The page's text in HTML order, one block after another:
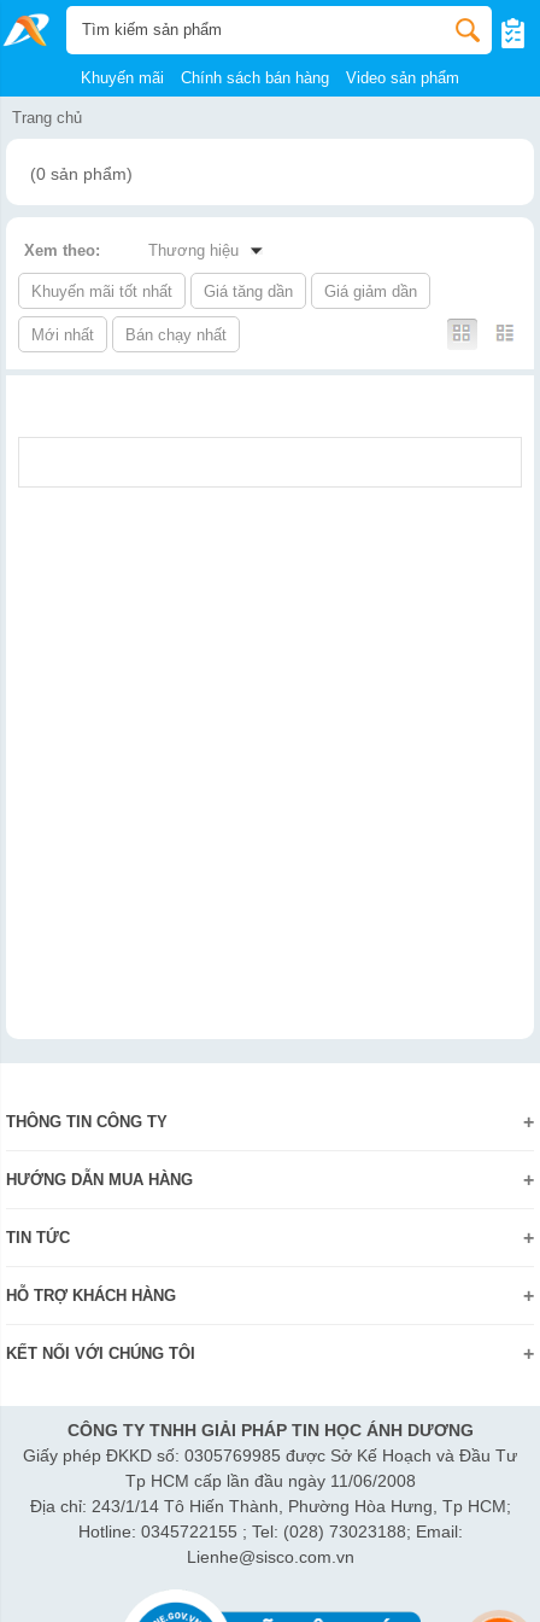
Khuyến mãi Chính sách bán hàng Video sản phẩm
Trang chủ
(0 sản phẩm)
Xem theo: Thương hiệu
Khuyến mãi tốt nhất Giá tăng dần Giá giảm dần
Mới nhất Bán chạy nhất
THÔNG TIN CÔNG TY
Chính sách bảo mật thông tin
HƯỚNG DẪN MUA HÀNG
Thanh toán và giao hàng
Hướng dẫn đăng ký tài khoản
Kiểm tra tình trạng đơn hàng
TIN TỨC
Review sản phẩm
HỖ TRỢ KHÁCH HÀNG
Hợp tác: LienHe@sisco.com.vn
Thời gian làm việc từ Thứ 2- Thứ 7:
Sáng 8h15-12h; Chiều 1h15-5h30
Thứ 7 làm đến 3h30 chiều.
KẾT NỐI VỚI CHÚNG TÔI
CÔNG TY TNHH GIẢI PHÁP TIN HỌC ÁNH DƯƠNG
Giấy phép ĐKKD số: 0305769985 được Sở Kế Hoạch và Đầu Tư
Tp HCM cấp lần đầu ngày 11/06/2008
Địa chỉ: 243/1/14 Tô Hiến Thành, Phường Hòa Hưng, Tp HCM;
Hotline: 0345722155 ; Tel: (028) 73023188; Email:
Lienhe@sisco.com.vn